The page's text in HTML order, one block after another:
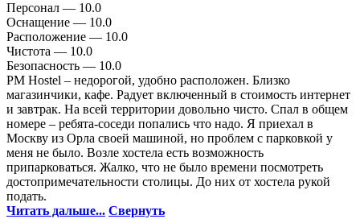
Персонал — 10.0
Оснащение — 10.0
Расположение — 10.0
Чистота — 10.0
Безопасность — 10.0
PM Hostel – недорогой, удобно расположен. Близко
магазинчики, кафе. Радует включенный в стоимость интернет
и завтрак. На всей территории довольно чисто. Спал в общем
номере – ребята-соседи попались что надо. Я приехал в
Москву из Орла своей машиной, но проблем с парковкой у
меня не было. Возле хостела есть возможность
припарковаться. Жалко, что не было времени посмотреть
достопримечательности столицы. До них от хостела рукой
подать.
Читать дальше... Свернуть